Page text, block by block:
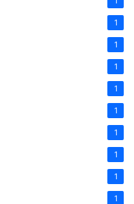
1
1
1
1
1
1
1
1
1